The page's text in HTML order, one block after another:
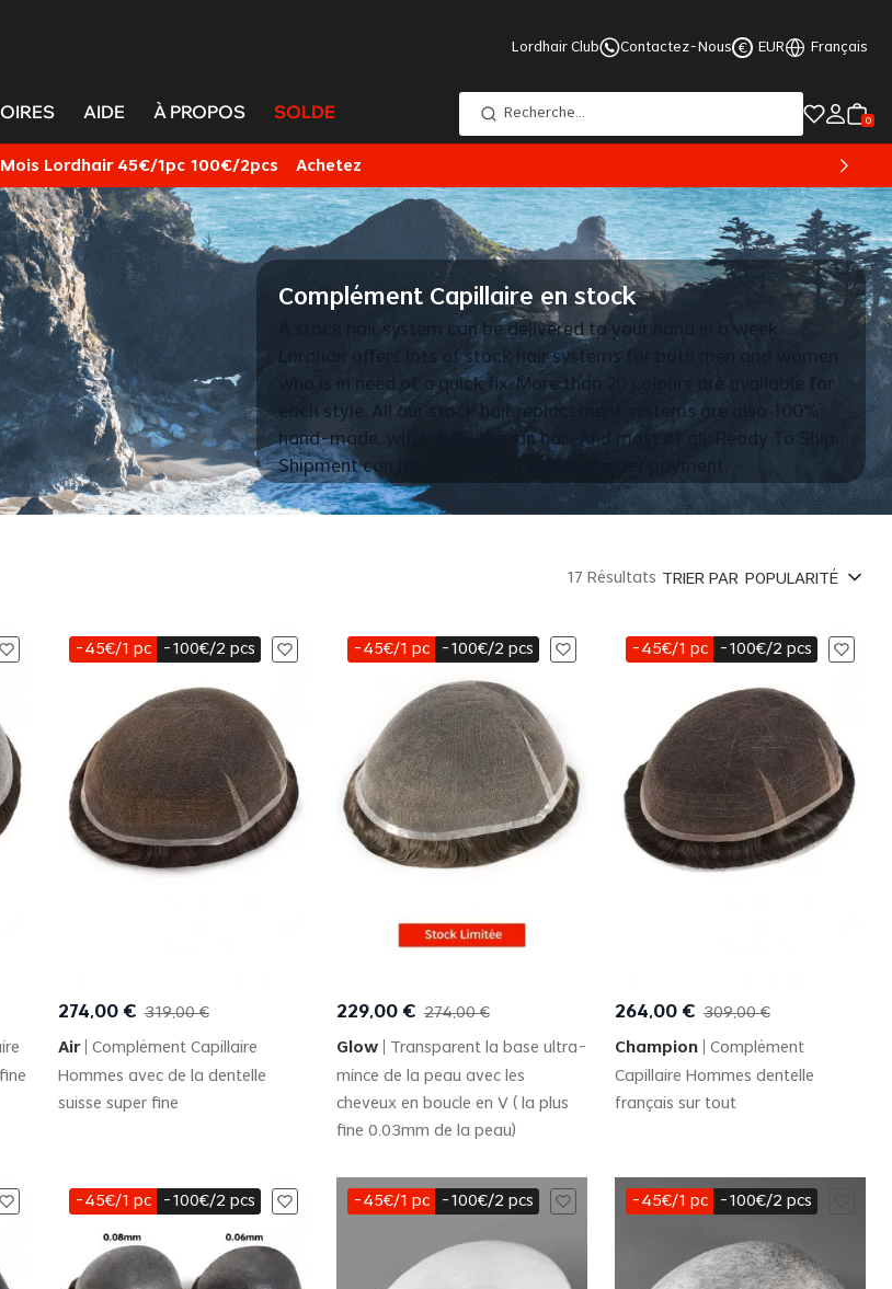
Lordhair Club Contactez-Nous € EUR Français
AIDE À PROPOS SOLDE Recherche... 0
Lordhair 45€/1pc 100€/2pcs Achetez
Complément Capillaire en stock
A stock hair system can be delivered to your hand in a week.
Lordhair offers lots of stock hair systems for both men and women
who is in need of a quick fix. More than 20 colours are available for
each style. All our stock hair replacement systems are also 100%
hand-made, with 100% human hair. And most of all: Ready To Ship.
Shipment can be done within 24 hours after payment.
17 Résultats TRIER PAR POPULARITÉ
Quick View
-45€/1 pc -100€/2 pcs
274,00 € 319,00 €
Air
Complément Capillaire
Hommes avec de la dentelle
suisse super fine
Quick View
-45€/1 pc -100€/2 pcs
229,00 € 274,00 €
Glow
Transparent la base ultra-
mince de la peau avec les
cheveux en boucle en V ( la plus
fine 0.03mm de la peau)
Quick View
-45€/1 pc -100€/2 pcs
264,00 € 309,00 €
Champion
Complément
Capillaire Hommes dentelle
français sur tout
-45€/1 pc -100€/2 pcs -45€/1 pc -100€/2 pcs -45€/1 pc -100€/2 pcs